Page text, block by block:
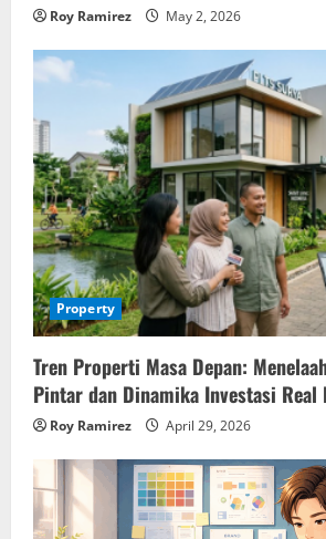
Roy Ramirez May 2, 2026
Property
Tren Properti Masa Depan:
Pintar dan Dinamika Investasi Real
Roy Ramirez April 29, 2026